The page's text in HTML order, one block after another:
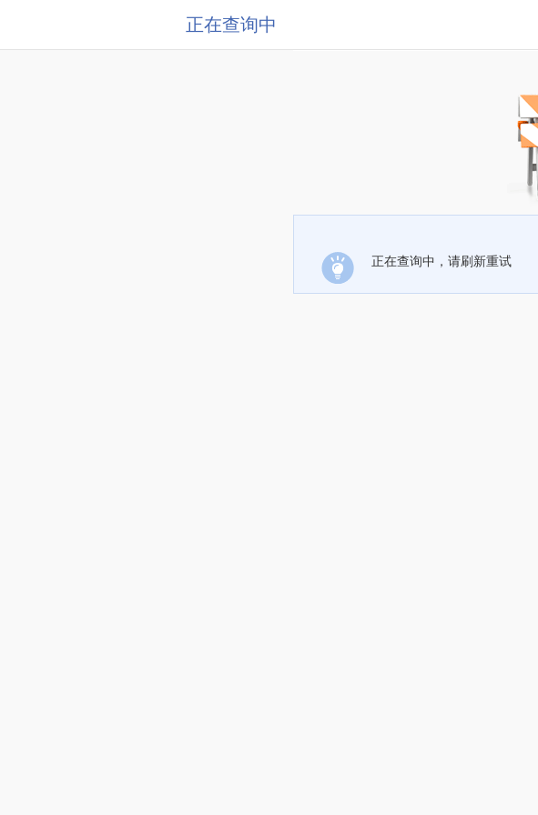
正在查询中
正在查询中，请刷新重试